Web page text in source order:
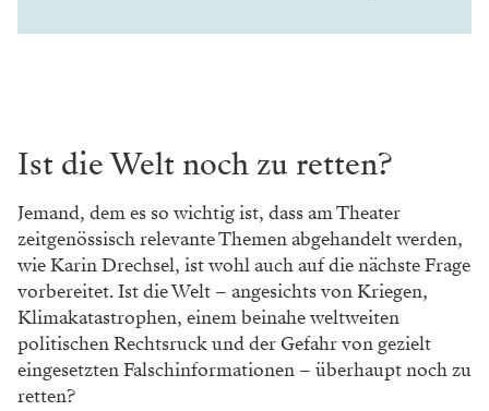
Ist die Welt noch zu retten?
Jemand, dem es so wichtig ist, dass am Theater
zeitgenössisch relevante Themen abgehandelt werden,
wie Karin Drechsel, ist wohl auch auf die nächste Frage
vorbereitet. Ist die Welt – angesichts von Kriegen,
Klimakatastrophen, einem beinahe weltweiten
politischen Rechtsruck und der Gefahr von gezielt
eingesetzten Falschinformationen – überhaupt noch zu
retten?